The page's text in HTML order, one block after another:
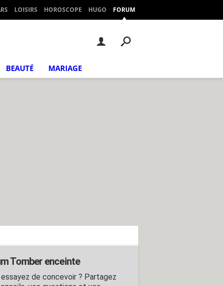
LOISIRS HOROSCOPE HUGO FORUM
BEAUTÉ MARIAGE
Tomber enceinte
de concevoir ? Partagez